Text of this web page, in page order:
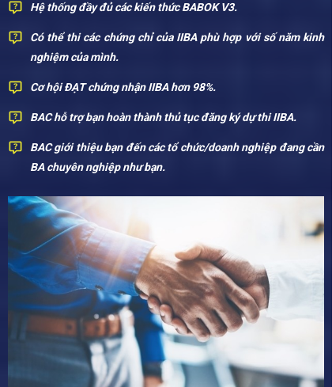
Hệ thống đầy đủ các kiến thức BABOK V3.
Có thể thi các chứng chỉ của IIBA phù hợp với số năm kinh
nghiệm của mình.
Cơ hội ĐẠT chứng nhận IIBA hơn 98%.
BAC hỗ trợ bạn hoàn thành thủ tục đăng ký dự thi IIBA.
BAC giới thiệu bạn đến các tổ chức/doanh nghiệp đang cần
BA chuyên nghiệp như bạn.